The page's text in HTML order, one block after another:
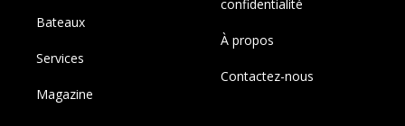
Bateaux
Services
Magazine
confidentialité
À propos
Contactez-nous